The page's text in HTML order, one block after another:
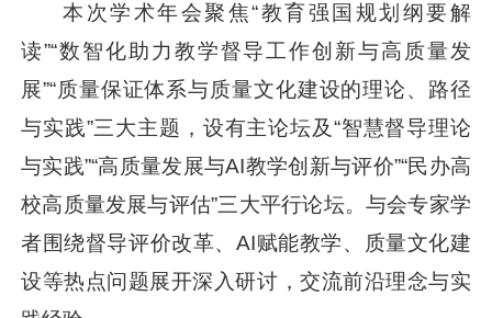
本次学术年会聚焦“教育强国规划纲要解
读”“数智化助力教学督导工作创新与高质量发
展”“质量保证体系与质量文化建设的理论、路径
与实践”三大主题，设有主论坛及“智慧督导理论
与实践”“高质量发展与AI教学创新与评价”“民办高
校高质量发展与评估”三大平行论坛。与会专家学
者围绕督导评价改革、AI赋能教学、质量文化建
设等热点问题展开深入研讨，交流前沿理念与实